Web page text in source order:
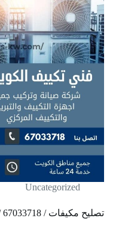
Uncategorized
تصليح مكيفات / 67033718 / فني تكييف